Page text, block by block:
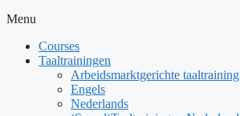
Menu
Courses
Taaltrainingen
Arbeidsmarktgerichte
Engels
Nederlands